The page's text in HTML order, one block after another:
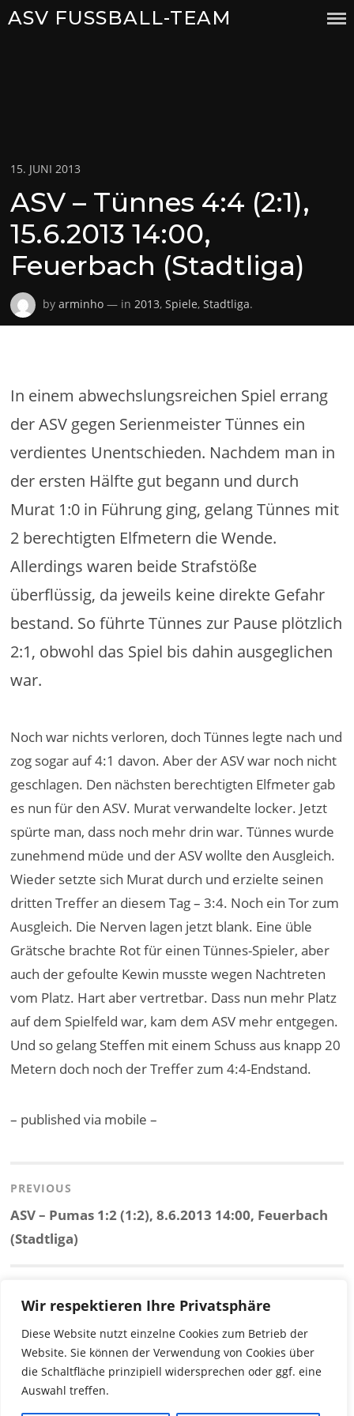
Wir respektieren Ihre Privatsphäre
Diese Website nutzt einzelne Cookies zum Betrieb der
Website. Sie können der Verwendung von Cookies über
die Schaltfläche prinzipiell widersprechen oder ggf. eine
Auswahl treffen.
Skip
ASV FUSSBALL-TEAM
Posted
on
15. JUNI 2013
ASV – Tünnes 4:4 (2:1),
15.6.2013 14:00,
Feuerbach (Stadtliga)
byarminho — in2013,Spiele,Stadtliga.
In einem abwechslungsreichen Spiel errang
der ASV gegen Serienmeister Tünnes ein
verdientes Unentschieden. Nachdem man in
der ersten Hälfte gut begann und durch
Murat 1:0 in Führung ging, gelang Tünnes mit
2 berechtigten Elfmetern die Wende.
Allerdings waren beide Strafstöße
überflüssig, da jeweils keine direkte Gefahr
bestand. So führte Tünnes zur Pause plötzlich
2:1, obwohl das Spiel bis dahin ausgeglichen
war.
Noch war nichts verloren, doch Tünnes legte nach und
zog sogar auf 4:1 davon. Aber der ASV war noch nicht
geschlagen. Den nächsten berechtigten Elfmeter gab
es nun für den ASV. Murat verwandelte locker. Jetzt
spürte man, dass noch mehr drin war. Tünnes wurde
zunehmend müde und der ASV wollte den Ausgleich.
Wieder setzte sich Murat durch und erzielte seinen
dritten Treffer an diesem Tag – 3:4. Noch ein Tor zum
Ausgleich. Die Nerven lagen jetzt blank. Eine üble
Grätsche brachte Rot für einen Tünnes-Spieler, aber
auch der gefoulte Kewin musste wegen Nachtreten
vom Platz. Hart aber vertretbar. Dass nun mehr Platz
auf dem Spielfeld war, kam dem ASV mehr entgegen.
Und so gelang Steffen mit einem Schuss aus knapp 20
Metern doch noch der Treffer zum 4:4-Endstand.
– published via mobile –
PREVIOUS
Previous
post:
ASV – Pumas 1:2 (1:2), 8.6.2013 14:00, Feuerbach
(Stadtliga)
Next
post:
ASV – os Tugas 2:6 (2:2), 22.6.2013 16:00,
Feuerbach (Stadtliga)